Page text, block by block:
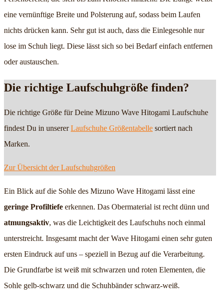
eine vernünftige Breite und Polsterung auf, sodass beim Laufen
nichts drücken kann. Sehr gut ist auch, dass die Einlegesohle nur
lose im Schuh liegt. Diese lässt sich so bei Bedarf einfach entfernen
oder austauschen.
Die richtige Laufschuhgröße finden?
Die richtige Größe für Deine Mizuno Wave Hitogami Laufschuhe
findest Du in unsererLaufschuhe Größentabelle sortiert nach
Marken.
Zur Übersicht der Laufschuhgrößen
Ein Blick auf die Sohle des Mizuno Wave Hitogami lässt eine
geringe Profiltiefe erkennen. Das Obermaterial ist recht dünn und
atmungsaktiv, was die Leichtigkeit des Laufschuhs noch einmal
unterstreicht. Insgesamt macht der Wave Hitogami einen sehr guten
ersten Eindruck auf uns – speziell in Bezug auf die Verarbeitung.
Die Grundfarbe ist weiß mit schwarzen und roten Elementen, die
Sohle gelb-schwarz und die Schuhbänder schwarz-weiß.